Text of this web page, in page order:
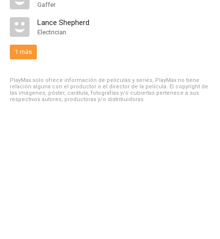
Gaffer
Lance Shepherd
Electrician
1 más
PlayMax solo ofrece información de películas y series, PlayMax no tiene
relación alguna con el productor o el director de la película. El copyright de
las imágenes, póster, carátula, fotografías y/o cubiertas pertenece a sus
respectivos autores, productoras y/o distribuidoras.